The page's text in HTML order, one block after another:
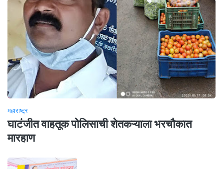
महाराष्ट्र
घाटंजीत वाहतूक पोलिसाची शेतकऱ्याला भरचौकात
मारहाण